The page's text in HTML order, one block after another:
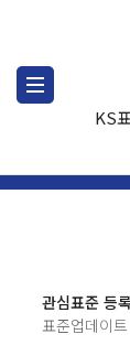
KS
관심표준 등
표준업데이